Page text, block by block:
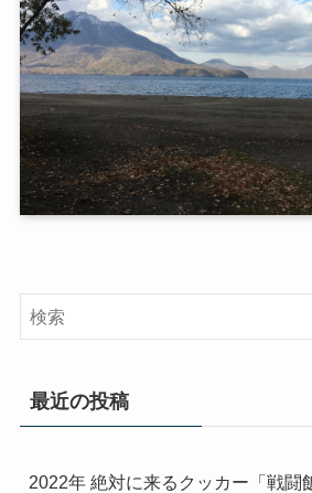
最近の投稿
2022年 絶対に来るクッカー「戦闘